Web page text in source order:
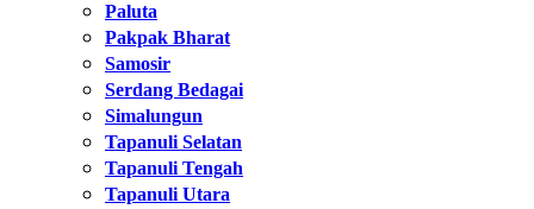
Paluta
Pakpak Bharat
Samosir
Serdang Bedagai
Simalungun
Tapanuli Selatan
Tapanuli Tengah
Tapanuli Utara